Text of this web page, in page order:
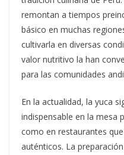
remontan a tiempos
básico en muchas
cultivarla en diversas
valor nutritivo la han
para las comunidades
En la actualidad, la yuca
indispensable en la mesa
como en restaurantes
auténticos. La